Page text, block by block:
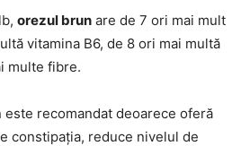
orezul brun are de 7 ori mai mult
vitamina B6, de 8 ori mai multă
multe fibre.
recomandat deoarece oferă
constipația, reduce nivelul de